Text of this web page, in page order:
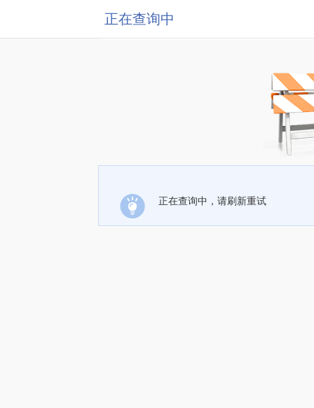
正在查询中
正在查询中，请刷新重试